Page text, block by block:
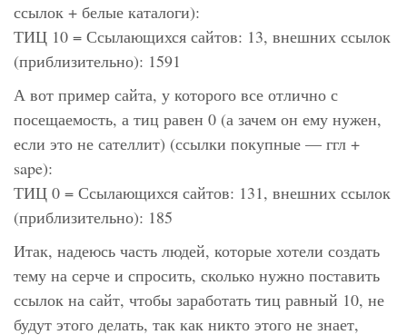
ссылок + белые каталоги):
ТИЦ 10 = Ссылающихся сайтов: 13, внешних ссылок
(приблизительно): 1591
А вот пример сайта, у которого все отлично с
посещаемость, а тиц равен 0 (а зачем он ему нужен,
если это не сателлит) (ссылки покупные — ггл +
sape):
ТИЦ 0 = Ссылающихся сайтов: 131, внешних ссылок
(приблизительно): 185
Итак, надеюсь часть людей, которые хотели создать
тему на серче и спросить, сколько нужно поставить
ссылок на сайт, чтобы заработать тиц равный 10, не
будут этого делать, так как никто этого не знает,